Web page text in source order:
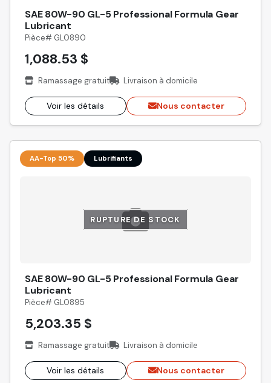
SAE 80W-90 GL-5 Professional Formula Gear
Lubricant
Pièce# GL0890
1,088.53 $
Ramassage gratuit Livraison à domicile
Voir les détails Nous contacter
AA-Top 50% Lubrifiants
RUPTURE DE STOCK
SAE 80W-90 GL-5 Professional Formula Gear
Lubricant
Pièce# GL0895
5,203.35 $
Ramassage gratuit Livraison à domicile
Voir les détails Nous contacter